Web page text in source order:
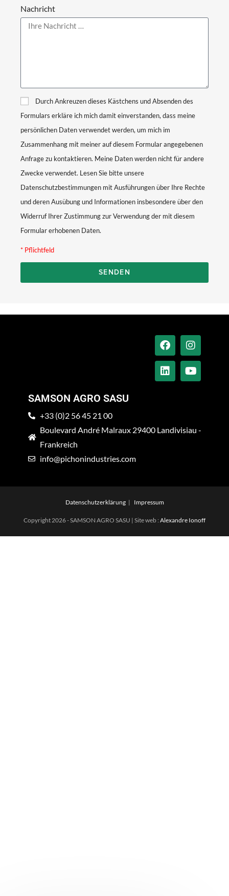
Nachricht
Durch Ankreuzen dieses Kästchens und Absenden des
Formulars erkläre ich mich damit einverstanden, dass meine
persönlichen Daten verwendet werden, um mich im
Zusammenhang mit meiner auf diesem Formular angegebenen
Anfrage zu kontaktieren. Meine Daten werden nicht für andere
Zwecke verwendet. Lesen Sie bitte unsere
Datenschutzbestimmungen mit Ausführungen über Ihre Rechte
und deren Ausübung und Informationen insbesondere über den
Widerruf Ihrer Zustimmung zur Verwendung der mit diesem
Formular erhobenen Daten.
* Pflichtfeld
SENDEN
SAMSON AGRO SASU
+33 (0)2 56 45 21 00
Boulevard André Malraux 29400 Landivisiau -
Frankreich
info@pichonindustries.com
Datenschutzerklärung Impressum
Copyright 2026 - SAMSON AGRO SASU | Site web : Alexandre Ionoff